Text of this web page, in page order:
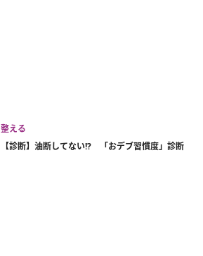
整える
【診断】油断してない!? 「おデブ習慣度」診断